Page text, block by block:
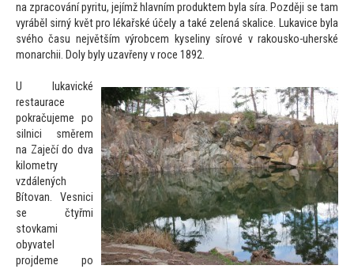
na zpracování pyritu, jejímž hlavním produktem byla síra. Později se tam
vyráběl sirný květ pro lékařské účely a také zelená skalice. Lukavice byla
svého času největším výrobcem kyseliny sírové v rakousko-uherské
monarchii. Doly byly uzavřeny v roce 1892.
U lukavické
restaurace
pokračujeme po
silnici směrem
na Zaječí do dva
kilometry
vzdálených
Bítovan. Vesnici
se čtyřmi
stovkami
obyvatel
projdeme po